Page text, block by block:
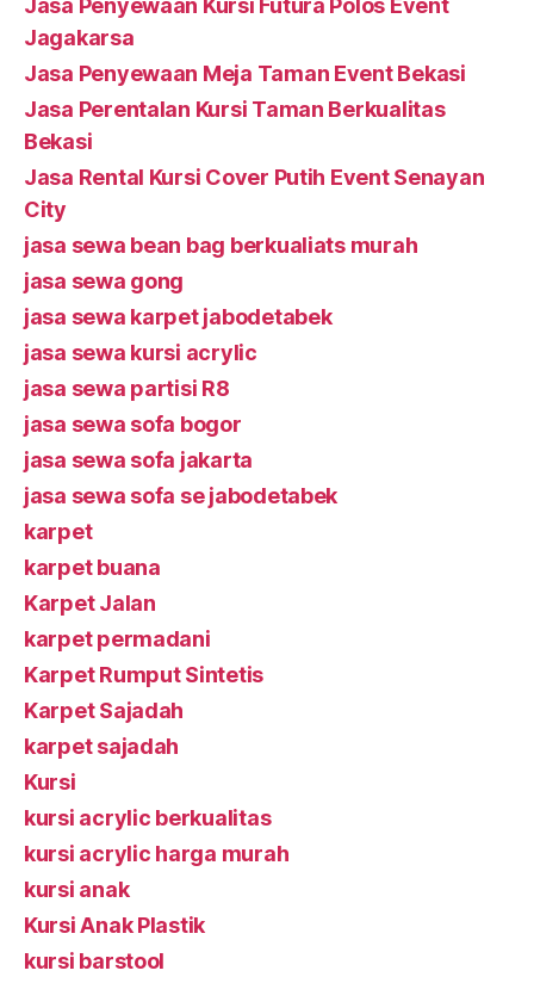
Jasa Penyewaan Kursi Futura Polos Event
Jagakarsa
Jasa Penyewaan Meja Taman Event Bekasi
Jasa Perentalan Kursi Taman Berkualitas
Bekasi
Jasa Rental Kursi Cover Putih Event Senayan
City
jasa sewa bean bag berkualiats murah
jasa sewa gong
jasa sewa karpet jabodetabek
jasa sewa kursi acrylic
jasa sewa partisi R8
jasa sewa sofa bogor
jasa sewa sofa jakarta
jasa sewa sofa se jabodetabek
karpet
karpet buana
Karpet Jalan
karpet permadani
Karpet Rumput Sintetis
Karpet Sajadah
karpet sajadah
Kursi
kursi acrylic berkualitas
kursi acrylic harga murah
kursi anak
Kursi Anak Plastik
kursi barstool